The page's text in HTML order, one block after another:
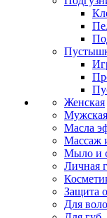
Женская
Мужская
Масла
Массаж
Мыло и
Личная
Защита
Для